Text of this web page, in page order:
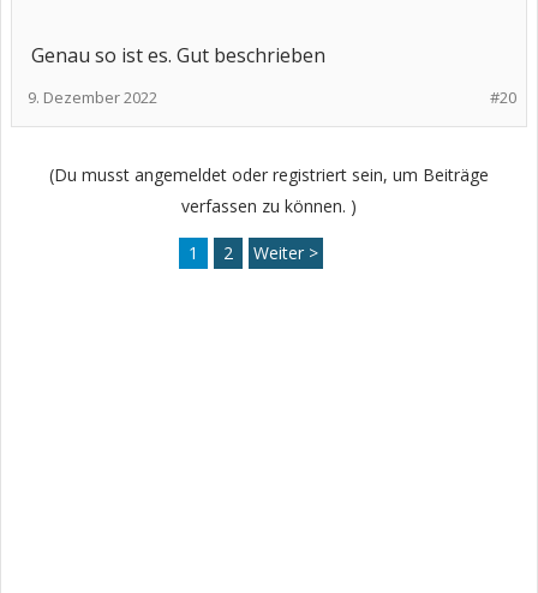
Genau so ist es. Gut beschrieben
#20
9. Dezember 2022
(Du musst angemeldet oder registriert sein, um Beiträge
verfassen zu können. )
1 2 Weiter >